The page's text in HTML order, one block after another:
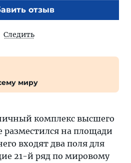
отзыв
Следить
миру
комплекс высшего
разместился на площади
входят два поля для
21-й ряд по мировому